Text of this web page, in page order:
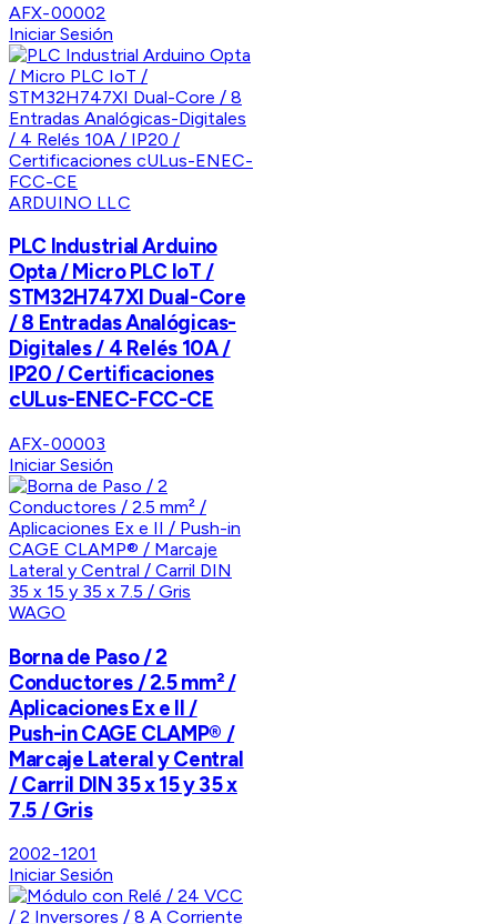
AFX-00002
Iniciar Sesión
ARDUINO LLC
PLC Industrial Arduino
Opta / Micro PLC IoT /
STM32H747XI Dual-Core
/ 8 Entradas Analógicas-
Digitales / 4 Relés 10A /
IP20 / Certificaciones
cULus-ENEC-FCC-CE
AFX-00003
Iniciar Sesión
WAGO
Borna de Paso / 2
Conductores / 2.5 mm² /
Aplicaciones Ex e II /
Push-in CAGE CLAMP® /
Marcaje Lateral y Central
/ Carril DIN 35 x 15 y 35 x
7.5 / Gris
2002-1201
Iniciar Sesión